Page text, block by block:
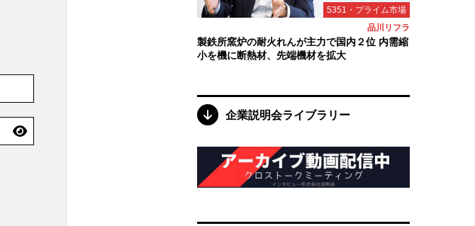
5351・プライム市場
品川リフラ
製鉄所窯炉の耐火れんが主力で国内２位 内需縮
小を機に断熱材、先端機材を拡大
企業説明会ライブラリー